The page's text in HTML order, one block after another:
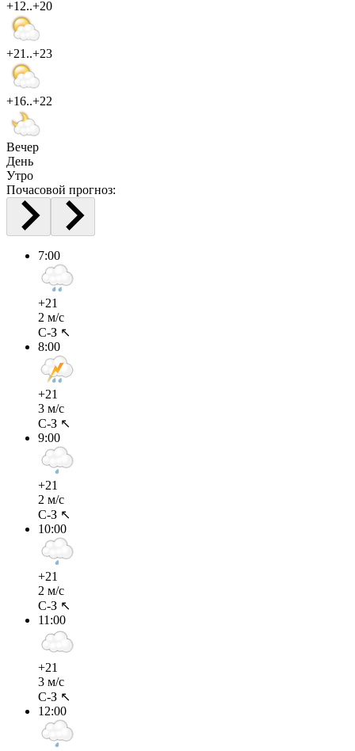
+12..+20
+21..+23
+16..+22
Вечер
День
Утро
Почасовой прогноз:
7:00
+21
2 м/с
С-З ↖
8:00
+21
3 м/с
С-З ↖
9:00
+21
2 м/с
С-З ↖
10:00
+21
2 м/с
С-З ↖
11:00
+21
3 м/с
С-З ↖
12:00